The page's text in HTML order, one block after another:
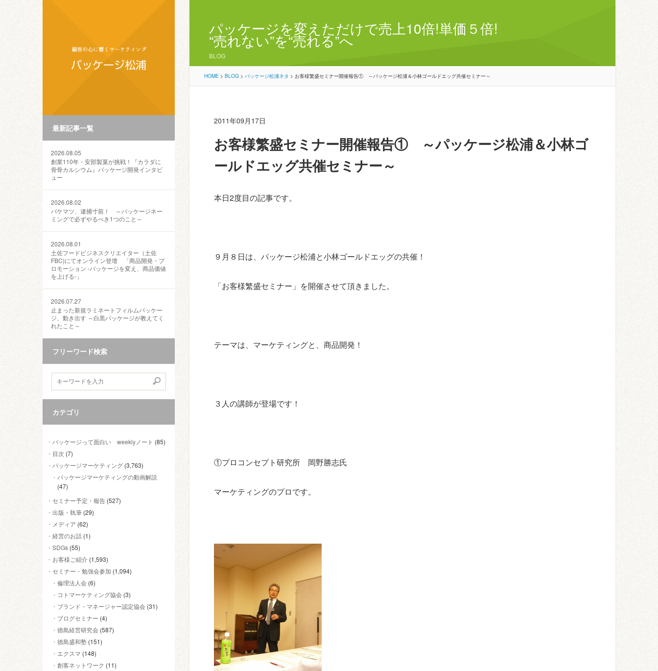
最新記事一覧
2026.08.05
創業110年・安部製菓が挑戦！『カラダに
骨骨カルシウム』パッケージ開発インタビ
ュー
2026.08.02
パケマツ、逮捕寸前！ ～パッケージネー
ミングで必ずやるべき1つのこと～
2026.08.01
土佐フードビジネスクリエイター（土佐
FBC)にてオンライン登壇 「商品開発・プ
ロモーション ‐パッケージを変え、商品価値
を上げる‐」
2026.07.27
止まった新規ラミネートフィルムパッケー
ジ、動き出す ～白黒パッケージが教えてく
れたこと～
フリーワード検索
カテゴリ
パッケージって面白い weeklyノート (85)
目次 (7)
パッケージマーケティング (3,763)
パッケージマーケティングの動画解説
(47)
セミナー予定・報告 (527)
出版・執筆 (29)
メディア (62)
経営のお話 (1)
SDGs (55)
お客様ご紹介 (1,593)
セミナー・勉強会参加 (1,094)
倫理法人会 (6)
コトマーケティング協会 (3)
ブランド・マネージャー認定協会 (31)
ブログセミナー (4)
徳島経営研究会 (587)
徳島盛和塾 (151)
エクスマ (148)
創客ネットワーク (11)
パッケージを変えただけで売上10倍!単価５倍!
“売れない”を“売れる”へ
BLOG
HOME > BLOG > パッケージ松浦ネタ > お客様繁盛セミナー開催報告① ～パッケージ松浦＆小林ゴールドエッグ共催セミナー～
2011年09月17日
お客様繁盛セミナー開催報告① ～パッケージ松浦＆小林ゴ
ールドエッグ共催セミナー～
本日2度目の記事です。
９月８日は、パッケージ松浦と小林ゴールドエッグの共催！
「お客様繁盛セミナー」を開催させて頂きました。
テーマは、マーケティングと、商品開発！
３人の講師が登場です！
①プロコンセプト研究所 岡野勝志氏
マーケティングのプロです。